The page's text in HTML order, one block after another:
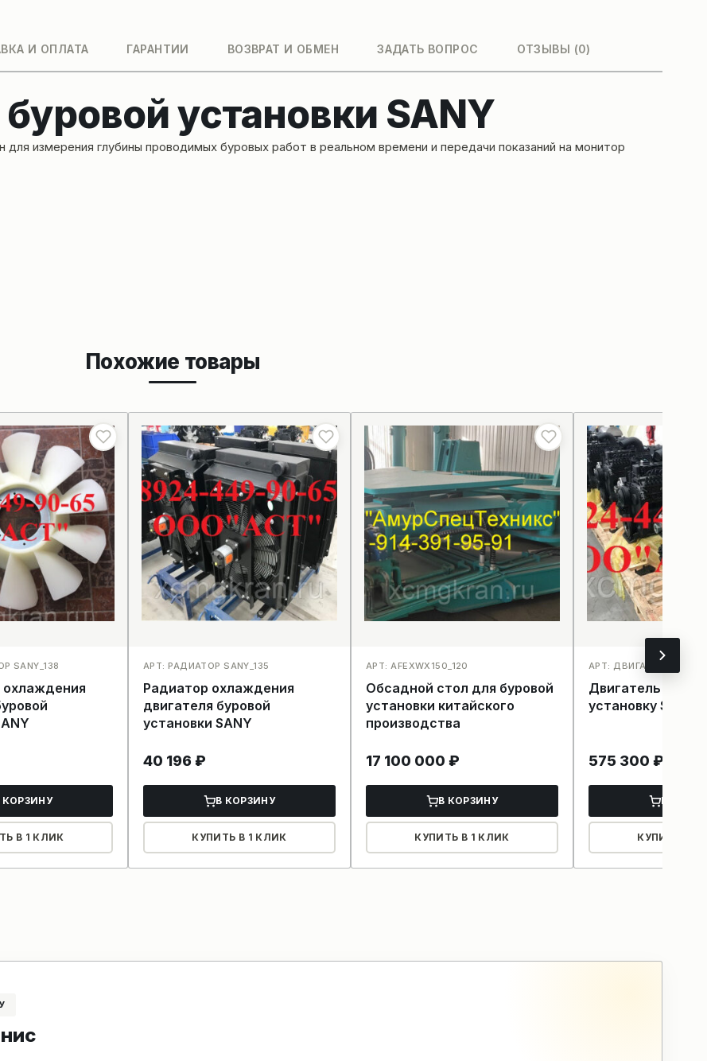
И ОПЛАТА ГАРАНТИИ ВОЗВРАТ И ОБМЕН ЗАДАТЬ ВОПРОС ОТЗЫВЫ (0)
установки SANY
для измерения глубины проводимых буровых работ в реальном времени и передачи показаний на монитор
Похожие товары
SANY_138
охлаждения
КОРЗИНУ
В 1 КЛИК
АРТ: РАДИАТОР SANY_135
Радиатор охлаждения
двигателя буровой
установки SANY
40 196 ₽
В КОРЗИНУ
КУПИТЬ В 1 КЛИК
АРТ: AFEXWX150_120
Обсадной стол для буровой
установки китайского
производства
17 100 000 ₽
В КОРЗИНУ
КУПИТЬ В 1 КЛИК
АРТ: ДВИГАТЕЛЬ
Двигатель на
установку SANY
575 300 ₽
В
КУПИТЬ В 1